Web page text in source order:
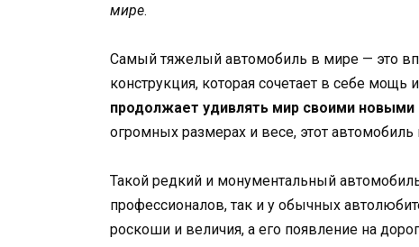
мире.
Самый тяжелый автомобиль в мире — это
конструкция, которая сочетает в себе мощь
продолжает удивлять мир своими новыми
огромных размерах и весе, этот
Такой редкий и монументальный
профессионалов, так и у обычных
роскоши и величия, а его появление на